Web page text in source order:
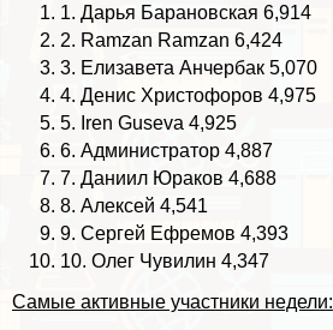
1. Дарья Бapaновская 6,914
2. Ramzan Ramzan 6,424
3. Елизавета Анчербак 5,070
4. Денис Христофоров 4,975
5. Iren Guseva 4,925
6. Администратор 4,887
7. Даниил Юpaков 4,688
8. Алексей 4,541
9. Сергeй Ефремов 4,393
10. Олег Чувилин 4,347
Самые активные участники недели: